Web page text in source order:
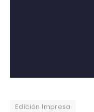
Edición Impresa